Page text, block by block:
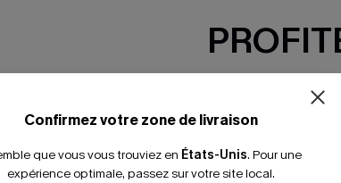
Confirmez votre zone de livraison
que vous vous trouviez en États-Unis. Pour une
expérience optimale, passez sur votre site local.
-15% dès 2
*Un code par